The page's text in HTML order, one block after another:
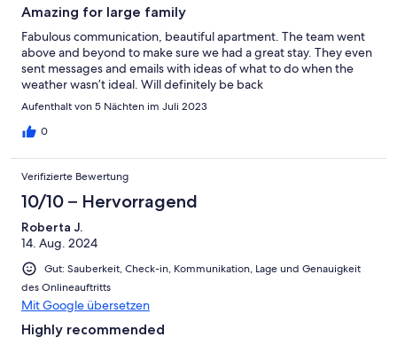
Amazing for large family
Fabulous communication, beautiful apartment. The team went
above and beyond to make sure we had a great stay. They even
sent messages and emails with ideas of what to do when the
weather wasn’t ideal. Will definitely be back
Aufenthalt von 5 Nächten im Juli 2023
0
Verifizierte Bewertung
10/10 – Hervorragend
Roberta J.
14. Aug. 2024
Gut: Sauberkeit, Check-in, Kommunikation, Lage und Genauigkeit
des Onlineauftritts
Mit Google übersetzen
Highly recommended